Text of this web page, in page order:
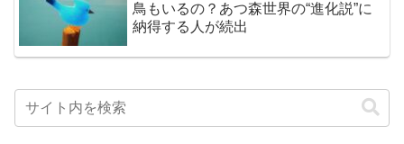
鳥もいるの？あつ森世界の“進化説”に
納得する人が続出